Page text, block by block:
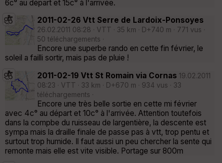
6c° au départ et 15c° à l'arrivée.
2011-02-26 Vtt Serre de Lardoix-Ponsoyes
26.02.2011 08:28 · VTT · 35 km · D+740 m · 771 vus ·
50 téléchargements ·
Encore une superbe rando en cette fin février, le
soleil a failli sortir, mais pas de pluie !
2011-02-19 Vtt St Romain via Cornas 19.02.2011
08:23 · VTT · 33 km · D+670 m · 934 vus · 33
téléchargements ·
Encore une très belle sortie en cette mi février
avec 4c° au départ et 10c° à l'arrivée. Attention toutefois
dans la compbe du ruisseau de largentière, la descente est
sympa mais la draille finale de passe pas à vtt, trop pentu et
surtout trop humide. Il faut aussi un peu chercher la sente qui
remonte mais elle est vite visible. Portage sur 800m